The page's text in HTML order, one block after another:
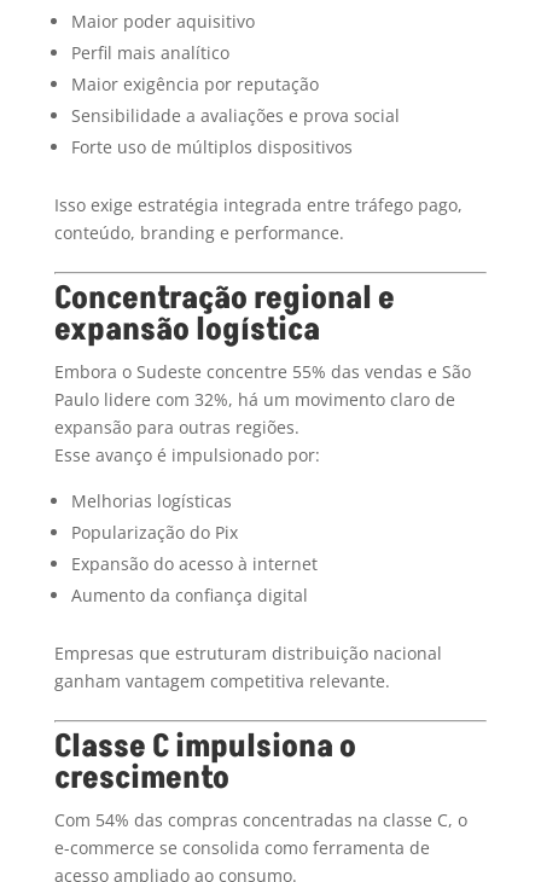
Maior poder aquisitivo
Perfil mais analítico
Maior exigência por reputação
Sensibilidade a avaliações e prova social
Forte uso de múltiplos dispositivos
Isso exige estratégia integrada entre tráfego pago,
conteúdo, branding e performance.
Concentração regional e
expansão logística
Embora o Sudeste concentre 55% das vendas e São
Paulo lidere com 32%, há um movimento claro de
expansão para outras regiões.
Esse avanço é impulsionado por:
Melhorias logísticas
Popularização do Pix
Expansão do acesso à internet
Aumento da confiança digital
Empresas que estruturam distribuição nacional
ganham vantagem competitiva relevante.
Classe C impulsiona o
crescimento
Com 54% das compras concentradas na classe C, o
e-commerce se consolida como ferramenta de
acesso ampliado ao consumo.